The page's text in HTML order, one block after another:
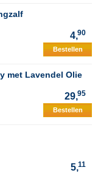
4,90
Bestellen
met Lavendel Olie
29,95
Bestellen
5,11